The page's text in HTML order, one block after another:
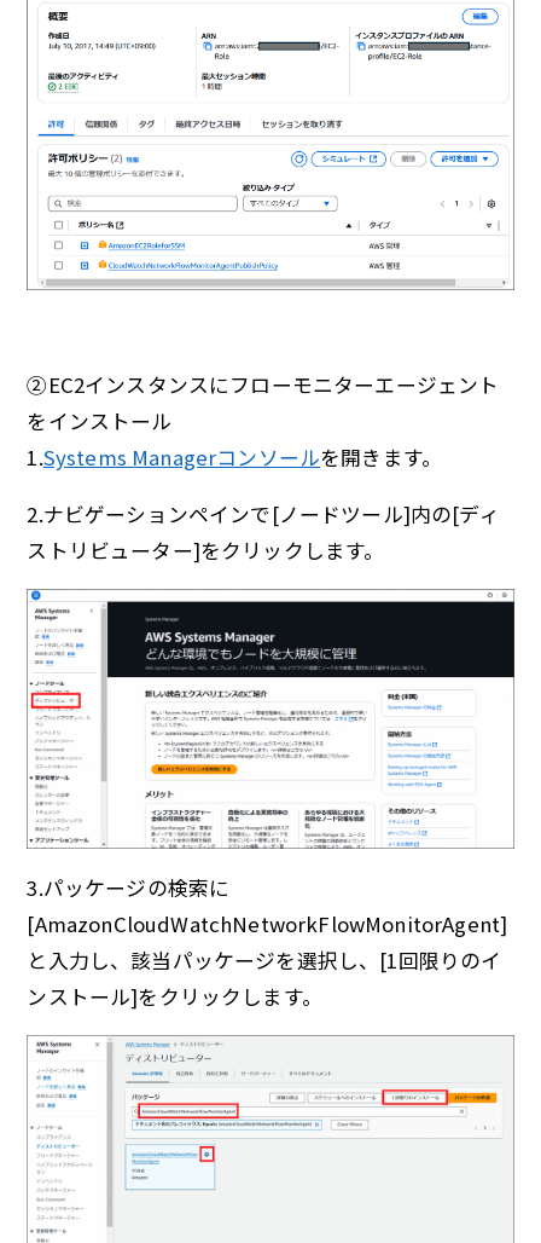
②EC2インスタンスにフローモニターエージェント
をインストール
1.Systems Managerコンソールを開きます。
2.ナビゲーションペインで[ノードツール]内の[ディ
ストリビューター]をクリックします。
3.パッケージの検索に
[AmazonCloudWatchNetworkFlowMonitorAgent]
と入力し、該当パッケージを選択し、[1回限りのイ
ンストール]をクリックします。